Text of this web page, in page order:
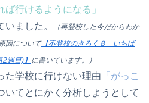
ば行けるようになる」
ました。
（再登校した今だからわか
因について【不登校のきろく８ いちば
週目)】 に書いています。）
た学校に行けない理由 「がっこ
いてとにかく分析しようとして